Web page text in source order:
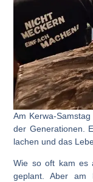
Am Kerwa-
der Generationen.
lachen und das
Wie so oft kam es
geplant. Aber am